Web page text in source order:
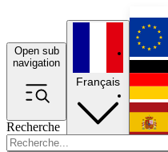
Open sub
navigation
Recherche
Français